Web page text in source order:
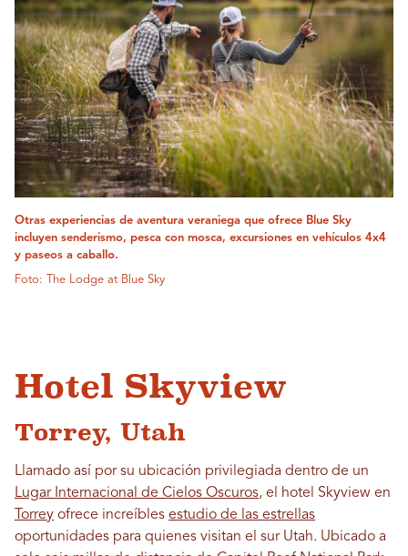
Otras experiencias de aventura veraniega que ofrece Blue Sky
incluyen senderismo, pesca con mosca, excursiones en vehículos 4x4
y paseos a caballo.
Foto: The Lodge at Blue Sky
Hotel Skyview
Torrey, Utah
Llamado así por su ubicación privilegiada dentro de un
Lugar Internacional de Cielos Oscuros, el hotel Skyview en
Torrey ofrece increíbles estudio de las estrellas
oportunidades para quienes visitan el sur Utah. Ubicado a